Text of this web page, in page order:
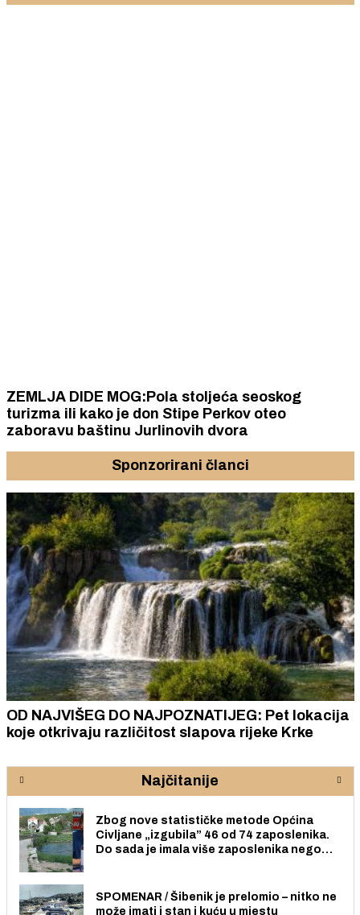
ZEMLJA DIDE MOG:Pola stoljeća seoskog
turizma ili kako je don Stipe Perkov oteo
zaboravu baštinu Jurlinovih dvora
Sponzorirani članci
OD NAJVIŠEG DO NAJPOZNATIJEG: Pet lokacija
koje otkrivaju različitost slapova rijeke Krke
Najčitanije
Zbog nove statističke metode Općina
Civljane „izgubila” 46 od 74 zaposlenika.
Do sada je imala više zaposlenika nego
SPOMENAR / Šibenik je prelomio – nitko ne
može imati i stan i kuću u mjestu